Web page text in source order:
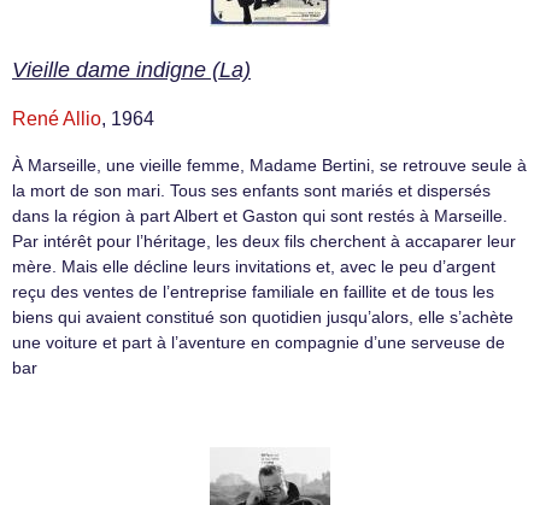
Vieille dame indigne (La)
René Allio, 1964
À Marseille, une vieille femme, Madame Bertini, se retrouve seule à
la mort de son mari. Tous ses enfants sont mariés et dispersés
dans la région à part Albert et Gaston qui sont restés à Marseille.
Par intérêt pour l’héritage, les deux fils cherchent à accaparer leur
mère. Mais elle décline leurs invitations et, avec le peu d’argent
reçu des ventes de l’entreprise familiale en faillite et de tous les
biens qui avaient constitué son quotidien jusqu’alors, elle s’achète
une voiture et part à l’aventure en compagnie d’une serveuse de
bar